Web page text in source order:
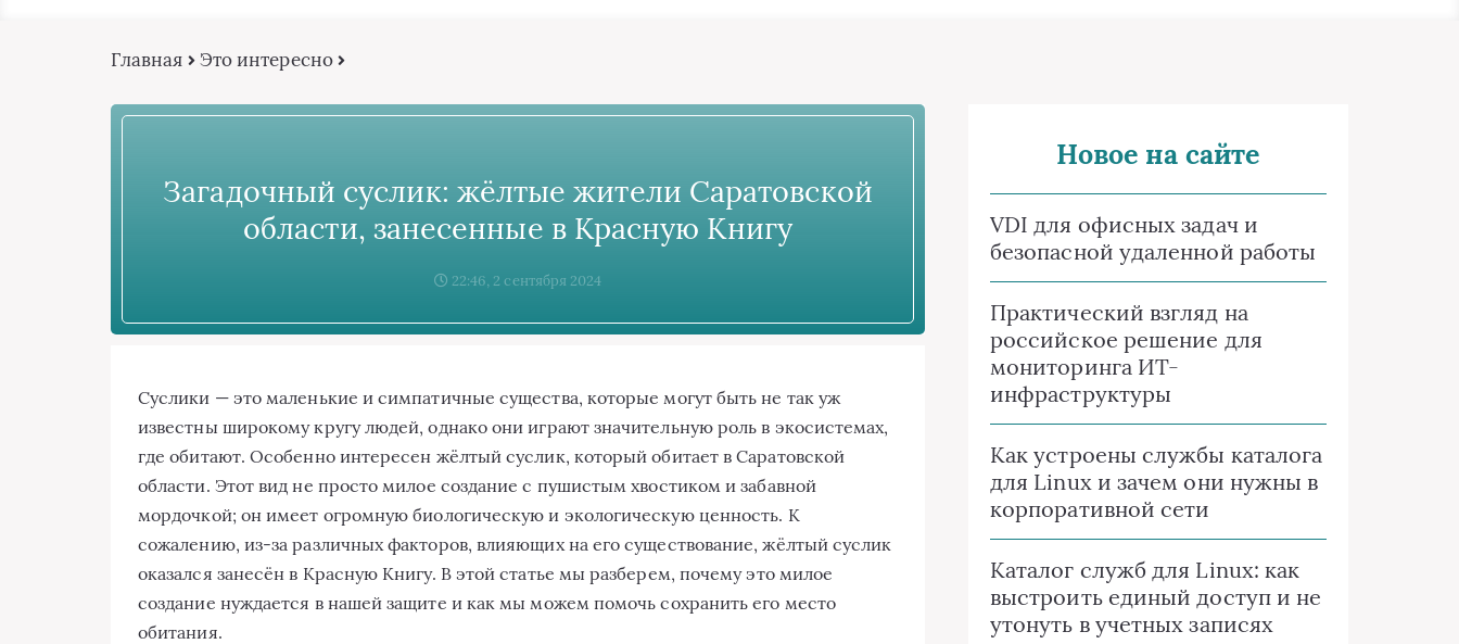
Главная Это интересно
Загадочный суслик: жёлтые жители Саратовской
области, занесенные в Красную Книгу
22:46, 2 сентября 2024
Суслики — это маленькие и симпатичные существа, которые могут быть не так уж
известны широкому кругу людей, однако они играют значительную роль в экосистемах,
где обитают. Особенно интересен жёлтый суслик, который обитает в Саратовской
области. Этот вид не просто милое создание с пушистым хвостиком и забавной
мордочкой; он имеет огромную биологическую и экологическую ценность. К
сожалению, из-за различных факторов, влияющих на его существование, жёлтый суслик
оказался занесён в Красную Книгу. В этой статье мы разберем, почему это милое
создание нуждается в нашей защите и как мы можем помочь сохранить его место
обитания.
Новое на сайте
VDI для офисных задач и
безопасной удаленной работы
Практический взгляд на
российское решение для
мониторинга ИТ-
инфраструктуры
Как устроены службы каталога
для Linux и зачем они нужны в
корпоративной сети
Каталог служб для Linux: как
выстроить единый доступ и не
утонуть в учетных записях